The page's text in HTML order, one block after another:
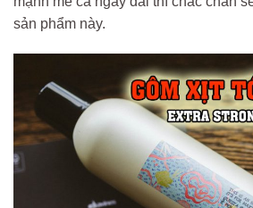
sản phẩm này.